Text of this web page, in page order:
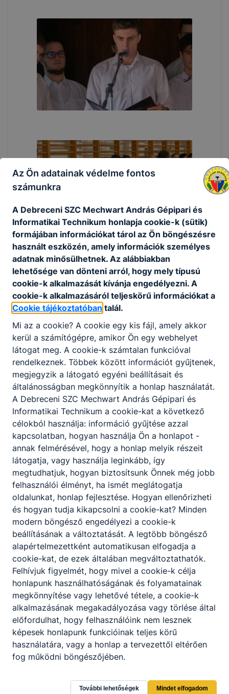
Az Ön adatainak védelme fontos
számunkra
A Debreceni SZC Mechwart András Gépipari és
Informatikai Technikum honlapja cookie-k (sütik)
formájában információkat tárol az Ön böngészésre
használt eszközén, amely információk személyes
adatnak minősülhetnek. Az alábbiakban
lehetősége van dönteni arról, hogy mely típusú
cookie-k alkalmazását kívánja engedélyezni. A
cookie-k alkalmazásáról teljeskörű információkat a
Cookie tájékoztatóban talál.
Mi az a cookie? A cookie egy kis fájl, amely akkor
kerül a számítógépre, amikor Ön egy webhelyet
látogat meg. A cookie-k számtalan funkcióval
rendelkeznek. Többek között információt gyűjtenek,
megjegyzik a látogató egyéni beállításait és
általánosságban megkönnyítik a honlap használatát.
A Debreceni SZC Mechwart András Gépipari és
Informatikai Technikum a cookie-kat a következő
célokból használja: információ gyűjtése azzal
kapcsolatban, hogyan használja Ön a honlapot -
annak felmérésével, hogy a honlap melyik részeit
látogatja, vagy használja leginkább, így
megtudhatjuk, hogyan biztosítsunk Önnek még jobb
felhasználói élményt, ha ismét meglátogatja
oldalunkat, honlap fejlesztése. Hogyan ellenőrizheti
és hogyan tudja kikapcsolni a cookie-kat? Minden
modern böngésző engedélyezi a cookie-k
beállításának a változtatását. A legtöbb böngésző
alapértelmezettként automatikusan elfogadja a
cookie-kat, de ezek általában megváltoztathatók.
Felhívjuk figyelmét, hogy mivel a cookie-k célja
honlapunk használhatóságának és folyamatainak
megkönnyítése vagy lehetővé tétele, a cookie-k
alkalmazásának megakadályozása vagy törlése által
előfordulhat, hogy felhasználóink nem lesznek
képesek honlapunk funkcióinak teljes körű
használatára, vagy a honlap a tervezettől eltérően
fog működni böngészőjében.
További lehetőségek Mindet elfogadom